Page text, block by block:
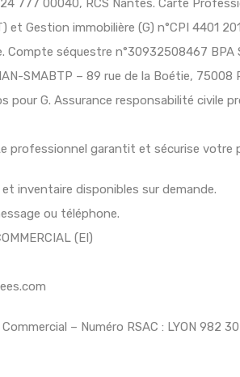
777 00040, RCS Nantes. Carte
et Gestion immobilière (G) n°CPI 4401
Compte séquestre n°30932508467 BPA
SMABTP – 89 rue de la Boétie,
pour G. Assurance responsabilité civile
professionnel garantit et sécurise votre
inventaire disponibles sur demande.
ou téléphone.
(EI)
– Numéro RSAC : LYON 982